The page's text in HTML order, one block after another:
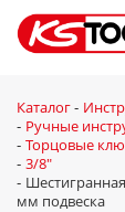
Каталог -
- Ручные
- Торцовые
- 3/8"
-
мм подвеска